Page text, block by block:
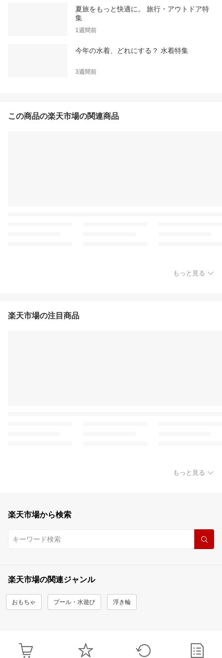
夏旅をもっと快適に。 旅行・アウトドア特
集
1週間前
今年の水着、どれにする？ 水着特集
3週間前
この商品の楽天市場の関連商品
もっと見る
楽天市場の注目商品
もっと見る
楽天市場から検索
楽天市場の関連ジャンル
おもちゃ プール・水遊び 浮き輪